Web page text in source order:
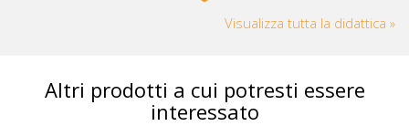
Visualizza tutta la didattica »
Altri prodotti a cui potresti essere
interessato